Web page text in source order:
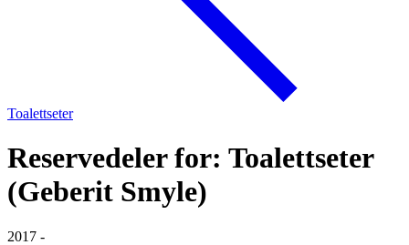
Toalettseter
Reservedeler for: Toalettseter
(Geberit Smyle)
2017 -